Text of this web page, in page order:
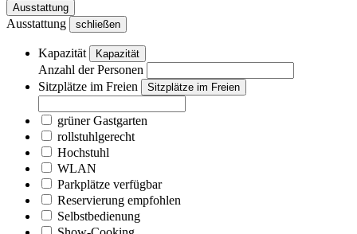
Ausstattung
Ausstattung schließen
Kapazität Kapazität
Anzahl der Personen
Sitzplätze im Freien
Sitzplätze im Freien
grüner Gastgarten
rollstuhlgerecht
Hochstuhl
WLAN
Parkplätze verfügbar
Reservierung empfohlen
Selbstbedienung